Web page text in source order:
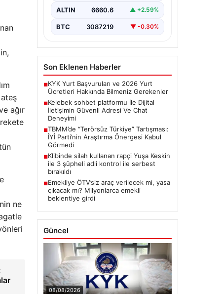
ağır
ne
Günümüzde…
ALTIN 6660.6 ▲ +2.59%
BTC 3087219 ▼ -0.30%
Son Eklenen Haberler
■KYK Yurt Başvuruları ve 2026 Yurt
Ücretleri Hakkında Bilmeniz Gerekenler
■Kelebek sohbet platformu İle Dijital
İletişimin Güvenli Adresi Ve Chat
Deneyimi
■TBMM’de “Terörsüz Türkiye” Tartışması:
İYİ Parti’nin Araştırma Önergesi Kabul
Görmedi
■Klibinde silah kullanan rapçi Yuşa Keskin
ile 3 şüpheli adli kontrol ile serbest
bırakıldı
■Emekliye ÖTV’siz araç verilecek mi, yasa
çıkacak mı? Milyonlarca emekli
beklentiye girdi
Güncel
08/08/2026